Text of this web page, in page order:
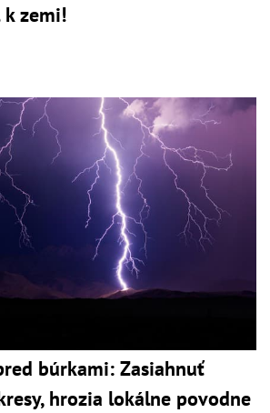
zemi!
búrkami: Zasiahnuť
hrozia lokálne povodne